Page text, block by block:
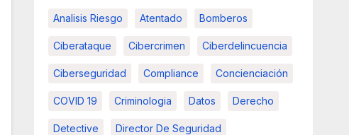
Analisis Riesgo Atentado Bomberos
Ciberataque Cibercrimen Ciberdelincuencia
Ciberseguridad Compliance Concienciación
COVID 19 Criminologia Datos Derecho
Detective Director De Seguridad